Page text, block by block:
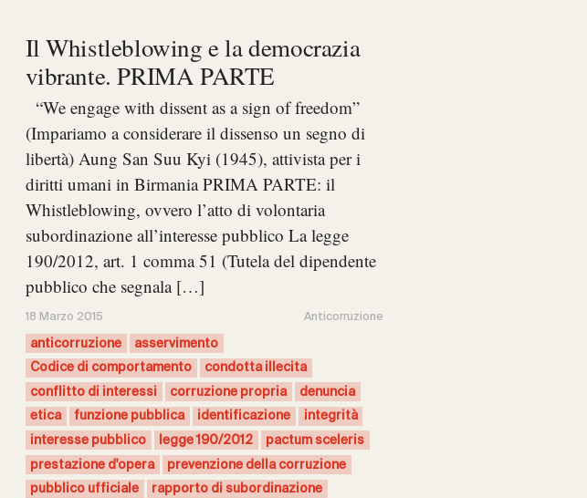
Il Whistleblowing e la democrazia
vibrante. PRIMA PARTE
“We engage with dissent as a sign of freedom”
(Impariamo a considerare il dissenso un segno di
libertà) Aung San Suu Kyi (1945), attivista per i
diritti umani in Birmania PRIMA PARTE: il
Whistleblowing, ovvero l’atto di volontaria
subordinazione all’interesse pubblico La legge
190/2012, art. 1 comma 51 (Tutela del dipendente
pubblico che segnala […]
18 Marzo 2015 Anticorruzione
anticorruzione
asservimento
Codice di comportamento
condotta illecita
conflitto di interessi
corruzione propria
denuncia
etica
funzione pubblica identificazione
integrità
interesse pubblico
legge 190/2012
pactum sceleris
prestazione d'opera
prevenzione della corruzione
pubblico ufficiale
rapporto di subordinazione